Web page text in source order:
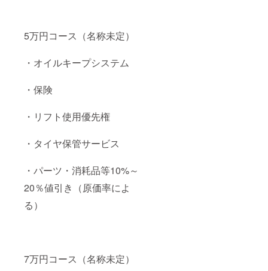
5万円コース（名称未定）
・オイルキープシステム
・保険
・リフト使用優先権
・タイヤ保管サービス
・パーツ・消耗品等10%～
20％値引き（原価率によ
る）
7万円コース（名称未定）